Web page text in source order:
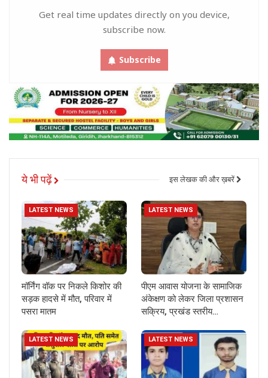
Get real time updates directly on you device,
subscribe now.
Subscribe
ये भी पढ़ें इस लेखक की और ख़बरें
LATEST NEWS
मॉर्निंग वॉक पर निकले किशोर की
सड़क हादसे में मौत, परिवार में
पसरा मातम
LATEST NEWS
पीएम आवास योजना के सामाजिक
अंकेक्षण को लेकर जिला प्रशासन
सक्रिय, प्रखंड स्तरीय…
LATEST NEWS LATEST NEWS